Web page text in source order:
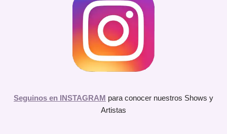
Seguinos en INSTAGRAM para conocer nuestros Shows y
Artistas